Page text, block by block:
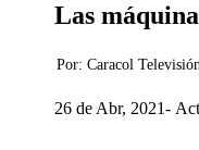
Las
Por: Caracol
26 de Abr, 2021